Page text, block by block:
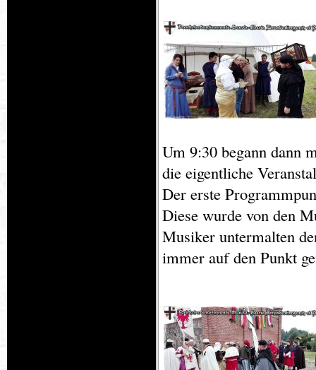
Um 9:30 begann dann
die eigentliche
Der erste
Diese wurde von den
Musiker untermalten
immer auf den Punkt